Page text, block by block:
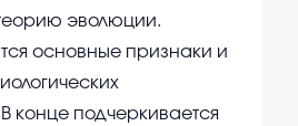
эволюции.
основные признаки и
конце подчеркивается